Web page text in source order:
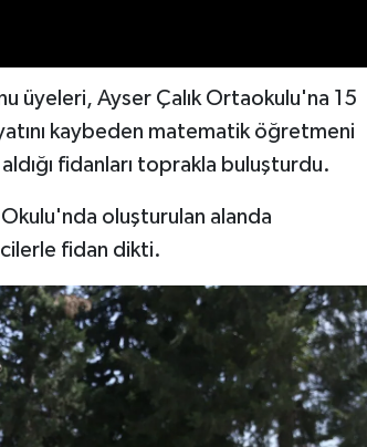
üyeleri, Ayser Çalık Ortaokulu'na 15
kaybeden matematik öğretmeni
fidanları toprakla buluşturdu.
oluşturulan alanda
fidan dikti.